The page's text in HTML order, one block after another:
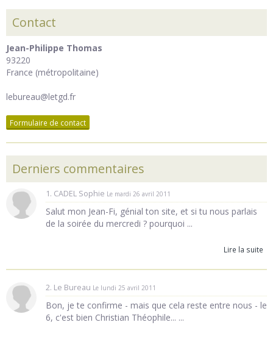
Contact
Jean-Philippe Thomas
93220
France (métropolitaine)
lebureau@letgd.fr
Formulaire de contact
Derniers commentaires
1. CADEL Sophie Le mardi 26 avril 2011
Salut mon Jean-Fi, génial ton site, et si tu nous parlais
de la soirée du mercredi ? pourquoi ...
Lire la suite
2. Le Bureau Le lundi 25 avril 2011
Bon, je te confirme - mais que cela reste entre nous - le
6, c'est bien Christian Théophile... ...